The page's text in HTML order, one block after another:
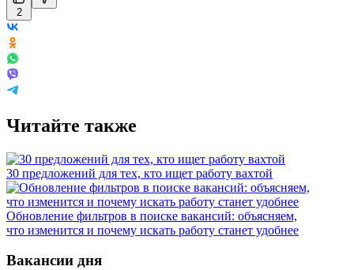
2
Читайте также
30 предложений для тех, кто ищет работу вахтой
Обновление фильтров в поиске вакансий: объясняем,
что изменится и почему искать работу станет удобнее
Вакансии дня